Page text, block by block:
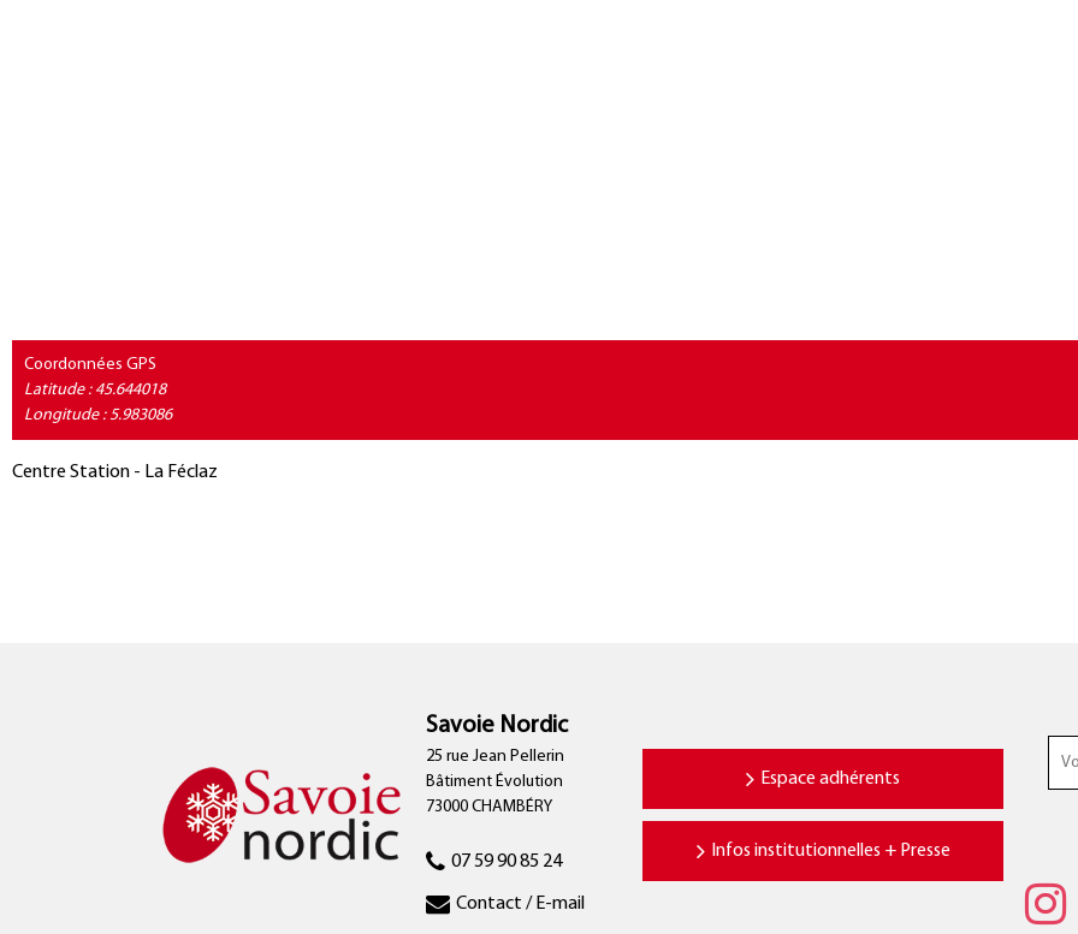
Coordonnées GPS
Latitude : 45.644018
Longitude : 5.983086
Centre Station - La Féclaz
Savoie Nordic
25 rue Jean Pellerin
Bâtiment Évolution
73000 CHAMBÉRY
07 59 90 85 24
Contact / E-mail
Espace adhérents
Infos institutionnelles + Presse